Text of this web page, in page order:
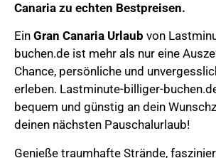
Canaria zu echten Bestpreisen.
Ein Gran Canaria Urlaub von
buchen.de ist mehr als nur eine
Chance, persönliche und
erleben. Lastminute-billiger-
bequem und günstig an dein
deinen nächsten Pauschalurlaub!
Genieße traumhafte Strände,